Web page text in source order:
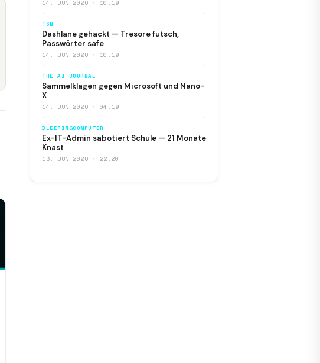
14. JUN 2026 · 10:19
T3N
Dashlane gehackt — Tresore futsch,
Passwörter safe
14. JUN 2026 · 10:19
THE AI JOURNAL
Sammelklagen gegen Microsoft und Nano-
X
14. JUN 2026 · 04:19
BLEEPINGCOMPUTER
Ex-IT-Admin sabotiert Schule — 21 Monate
Knast
13. JUN 2026 · 22:20